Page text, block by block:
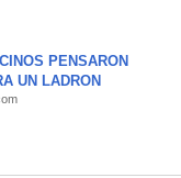
PENSARON
UN LADRON